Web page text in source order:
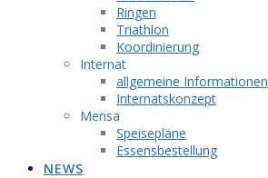
Ringen
Triathlon
Koordinierung
Internat
allgemeine Informationen
Internatskonzept
Mensa
Speisepläne
Essensbestellung
NEWS